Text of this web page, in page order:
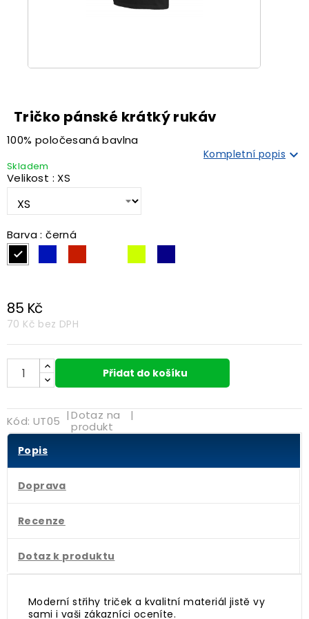
Tričko pánské krátký rukáv
100% poločesaná bavlna
Kompletní popis 
Skladem
Velikost : XS
Barva : černá
černátmavě modrá
červená
bílá limetková
modrá
85 Kč
70 Kč bez DPH
Přidat do košíku
Kód: UT05 |Dotaz na
produkt
|
Popis
Doprava
Recenze
Dotaz k produktu
Moderní střihy triček a kvalitní materiál jistě vy
sami i vaši zákazníci oceníte.